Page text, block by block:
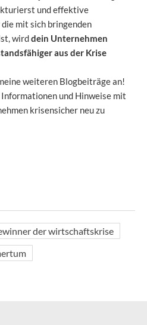
und effektive
mit sich bringenden
wirddein Unternehmen
aus der Krise
weiteren Blogbeiträge an!
und Hinweise mit
krisensicher neu zu
der wirtschaftskrise